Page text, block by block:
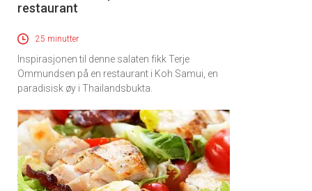
restaurant
25 minutter
Inspirasjonen til denne salaten fikk Terje
Ommundsen på en restaurant i Koh Samui, en
paradisisk øy i Thailandsbukta.